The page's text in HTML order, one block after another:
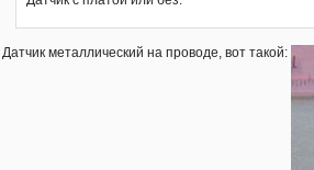
Датчик металлический на проводе, вот такой: